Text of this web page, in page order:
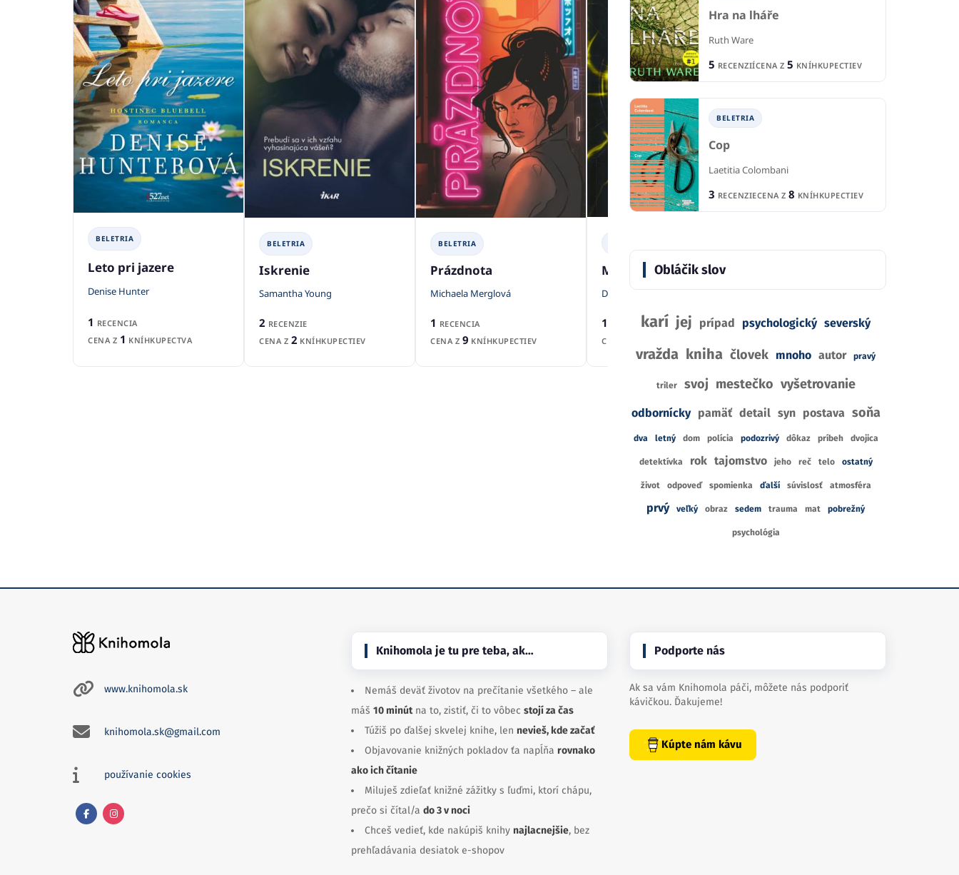
BELETRIA
Leto pri jazere
Denise Hunter
1 RECENCIA
CENA Z 1 KNÍHKUPECTVA
BELETRIA
Iskrenie
Samantha Young
2 RECENZIE
CENA Z 2 KNÍHKUPECTIEV
BELETRIA
Prázdnota
Michaela Merglová
1 RECENCIA
CENA Z 9 KNÍHKUPECTIEV
Metro 2034
Dmitry Glukhovsky
1
RECENCIA
CENA Z
2RECENZIE
Hra na lháře
Ruth Ware
5 RECENZIÍCENA Z 5 KNÍHKUPECTIEV
BELETRIA
Cop
Laetitia Colombani
3 RECENZIECENA Z 8 KNÍHKUPECTIEV
Obláčik slov
karí jej prípad psychologický severský
vražda kniha človek mnoho autor pravý
triler svoj mestečko vyšetrovanie
odbornícky pamäť detail syn postava soňa
dva letný dom polícia podozrivý dôkaz príbeh dvojica
detektívka rok tajomstvo jeho reč telo ostatný
život odpoveď spomienka ďalší súvislosť atmosféra
prvý veľký obraz sedem trauma mat pobrežný
psychológia
www.knihomola.sk
knihomola.sk@gmail.com
používanie cookies
Knihomola je tu pre teba, ak…
Nemáš deväť životov na prečítanie všetkého – ale
máš 10 minútna to, zistiť, či to vôbec stojí za čas
Túžiš po ďalšej skvelej knihe, len nevieš, kde začať
Objavovanie knižných pokladov ťa napĺňa rovnako
ako ich čítanie
Miluješ zdieľať knižné zážitky s ľuďmi, ktorí chápu,
prečo si čítal/a do 3 v noci
Chceš vedieť, kde nakúpiš knihy najlacnejšie, bez
prehľadávania desiatok e-shopov
Podporte nás
Ak sa vám Knihomola páči, môžete nás podporiť
kávičkou. Ďakujeme!
Kúpte nám kávu